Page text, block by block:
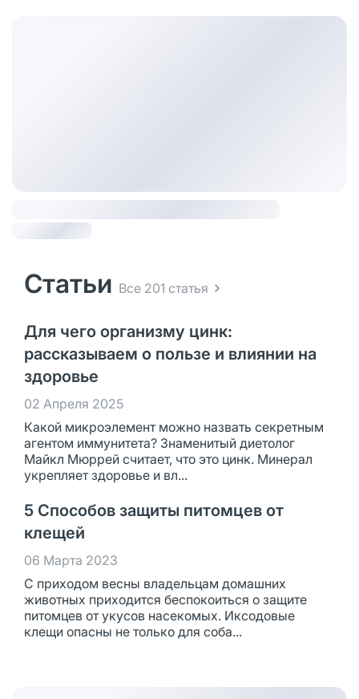
Статьи Все 201 статья
Для чего организму цинк:
рассказываем о пользе и влиянии на
здоровье
02 Апреля 2025
Какой микроэлемент можно назвать секретным
агентом иммунитета? Знаменитый диетолог
Майкл Мюррей считает, что это цинк. Минерал
укрепляет здоровье и вл...
5 Способов защиты питомцев от
клещей
06 Марта 2023
С приходом весны владельцам домашних
животных приходится беспокоиться о защите
питомцев от укусов насекомых. Иксодовые
клещи опасны не только для соба...